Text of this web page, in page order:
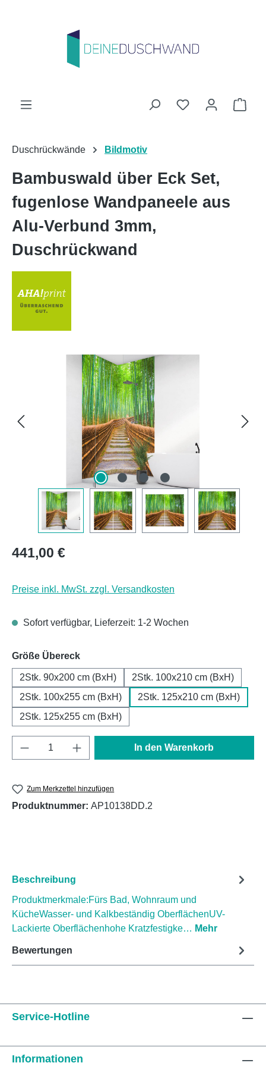
Du hast 0
Duschrückwände Bildmotiv
Bambuswald über Eck Set,
fugenlose Wandpaneele aus
Alu-Verbund 3mm,
Duschrückwand
Regulärer Preis:
441,00 €
Preise inkl. MwSt. zzgl. Versandkosten
Sofort verfügbar, Lieferzeit: 1-2 Wochen
Größe Übereckauswählen
2Stk. 90x200 cm (BxH)
2Stk. 100x210 cm (BxH)
2Stk. 100x255 cm (BxH)
2Stk. 125x210 cm (BxH)
2Stk. 125x255 cm (BxH)
Produkt Anzahl: Gib den gewünschten
In den Warenkorb
Zum Merkzettel hinzufügen
Produktnummer: AP10138DD.2
Beschreibung
Produktmerkmale:Fürs Bad, Wohnraum und
KücheWasser- und Kalkbeständig OberflächenUV-
Lackierte Oberflächenhohe Kratzfestigke… Mehr
Bewertungen
Service-Hotline
Informationen